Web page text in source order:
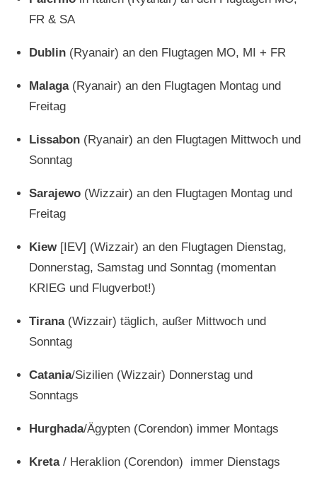
FR & SA
Dublin (Ryanair) an den Flugtagen MO, MI + FR
Malaga(Ryanair) an den Flugtagen Montag und
Freitag
Lissabon (Ryanair) an den Flugtagen Mittwoch und
Sonntag
Sarajewo (Wizzair) an den Flugtagen Montag und
Freitag
Kiew [IEV] (Wizzair) an den Flugtagen Dienstag,
Donnerstag, Samstag und Sonntag (momentan
KRIEG und Flugverbot!)
Tirana(Wizzair) täglich, außer Mittwoch und
Sonntag
Catania/Sizilien (Wizzair) Donnerstag und
Sonntags
Hurghada/Ägypten (Corendon) immer Montags
Kreta/ Heraklion (Corendon) immer Dienstags